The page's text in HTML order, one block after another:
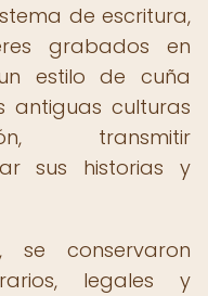
de escritura,
grabados en
estilo de cuña
antiguas culturas
transmitir
sus historias y
conservaron
legales y